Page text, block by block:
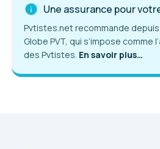
Une assurance pour
Pvtistes.net recommande depuis
Globe PVT, qui s’impose comme
des Pvtistes. En savoir plus…